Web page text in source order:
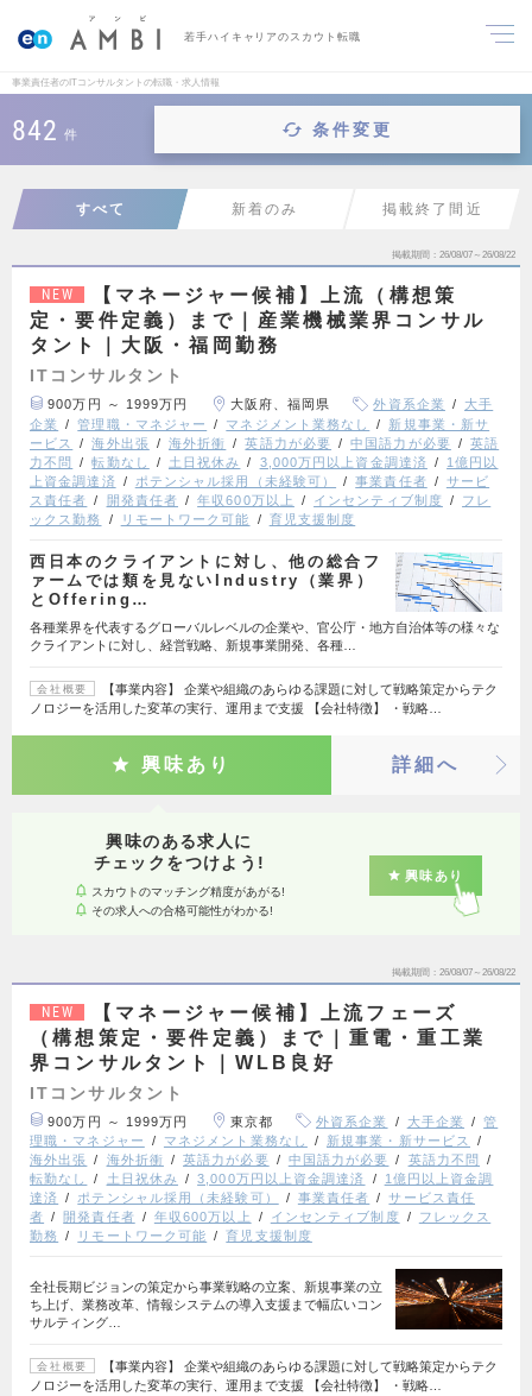
若手ハイキャリアのスカウト転職
事業責任者のITコンサルタントの転職・求人情報
842 件 条件変更
すべて 新着のみ 掲載終了間近
掲載期間 26/08/07～26/08/22
NEW
【マネージャー候補】上流（構想策
定・要件定義）まで｜産業機械業界コンサル
タント｜大阪・福岡勤務
ITコンサルタント
900万円 ～ 1999万円 大阪府、福岡県 外資系企業
大手
企業
管理職・マネジャー マネジメント業務なし
新規事業・新サ
ービス
海外出張 海外折衝 英語力が必要 中国語力が必要
英語
力不問
転勤なし 土日祝休み 3,000万円以上資金調達済
1億円以
上資金調達済
ポテンシャル採用（未経験可） 事業責任者
サービ
ス責任者
開発責任者 年収600万以上 インセンティブ制度
フレ
ックス勤務
リモートワーク可能 育児支援制度
西日本のクライアントに対し、他の総合フ
ァームでは類を見ないIndustry（業界）
とOffering…
各種業界を代表するグローバルレベルの企業や、官公庁・地方自治体等の様々な
クライアントに対し、経営戦略、新規事業開発、各種…
会社概要
【事業内容】 企業や組織のあらゆる課題に対して戦略策定からテク
ノロジーを活用した変革の実行、運用まで支援 【会社特徴】 ・戦略…
興味あり 詳細へ
興味のある求人に
チェックをつけよう!
スカウトのマッチング精度があがる!
その求人への合格可能性がわかる!
興味あり
掲載期間 26/08/07～26/08/22
NEW
【マネージャー候補】上流フェーズ
（構想策定・要件定義）まで｜重電・重工業
界コンサルタント｜WLB良好
ITコンサルタント
900万円 ～ 1999万円 東京都 外資系企業 大手企業
管
理職・マネジャー
マネジメント業務なし
新規事業・新サービス
海外出張
海外折衝 英語力が必要 中国語力が必要
英語力不問
転勤なし
土日祝休み 3,000万円以上資金調達済
1億円以上資金調
達済
ポテンシャル採用（未経験可） 事業責任者
サービス責任
者
開発責任者 年収600万以上 インセンティブ制度
フレックス
勤務
リモートワーク可能 育児支援制度
全社長期ビジョンの策定から事業戦略の立案、新規事業の立
ち上げ、業務改革、情報システムの導入支援まで幅広いコン
サルティング…
会社概要
【事業内容】 企業や組織のあらゆる課題に対して戦略策定からテク
ノロジーを活用した変革の実行、運用まで支援 【会社特徴】 ・戦略…